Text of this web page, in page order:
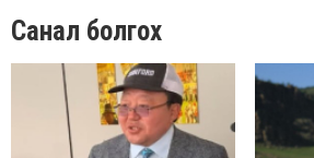
Санал болгох